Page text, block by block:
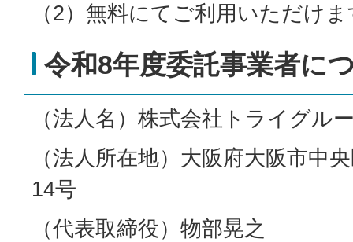
（2）無料にてご利用いただけ
令和8年度委託事業者に
（法人名）株式会社トライグル
（法人所在地）大阪府大阪市中
14号
（代表取締役）物部晃之